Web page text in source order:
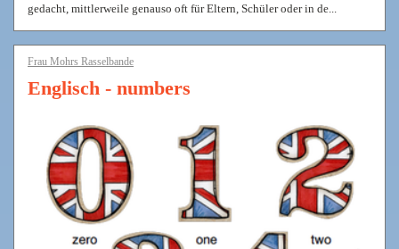
gedacht, mittlerweile genauso oft für Eltern, Schüler oder in de...
Frau Mohrs Rasselbande
Englisch - numbers